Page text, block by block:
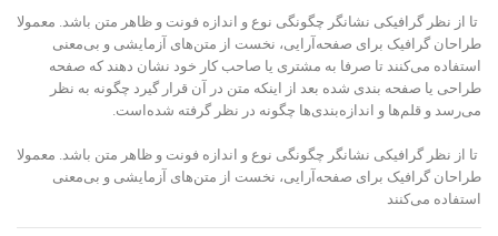
تا از نظر گرافیکی نشانگر چگونگی نوع و اندازه فونت و ظاهر متن باشد. معمولا
طراحان گرافیک برای صفحه‌آرایی، نخست از متن‌های آزمایشی و بی‌معنی
استفاده می‌کنند تا صرفا به مشتری یا صاحب کار خود نشان دهند که صفحه
طراحی یا صفحه بندی شده بعد از اینکه متن در آن قرار گیرد چگونه به نظر
می‌رسد و قلم‌ها و اندازه‌بندی‌ها چگونه در نظر گرفته شده‌است.
تا از نظر گرافیکی نشانگر چگونگی نوع و اندازه فونت و ظاهر متن باشد. معمولا
طراحان گرافیک برای صفحه‌آرایی، نخست از متن‌های آزمایشی و بی‌معنی
استفاده می‌کنند